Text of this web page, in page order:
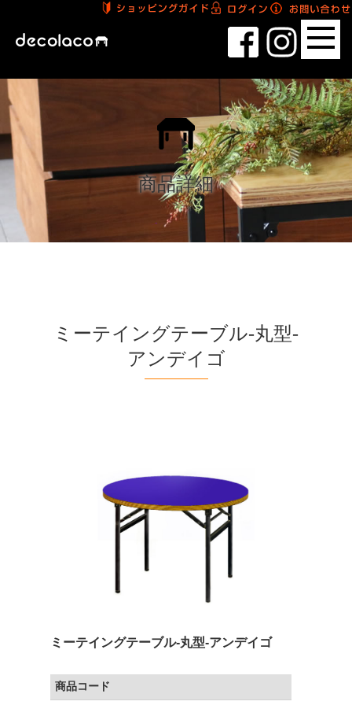
商品詳細
ミーテイングテーブル-丸型-
アンデイゴ
ミーテイングテーブル-丸型-アンデイゴ
商品コード